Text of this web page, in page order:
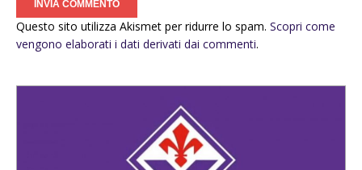
Questo sito utilizza Akismet per ridurre lo spam. Scopri come
vengono elaborati i dati derivati dai commenti.